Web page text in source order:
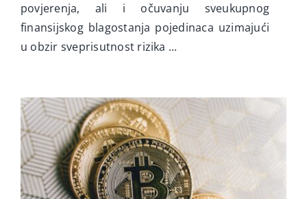
povjerenja, ali i očuvanju sveukupnog
finansijskog blagostanja pojedinaca uzimajući
u obzir sveprisutnost rizika ...